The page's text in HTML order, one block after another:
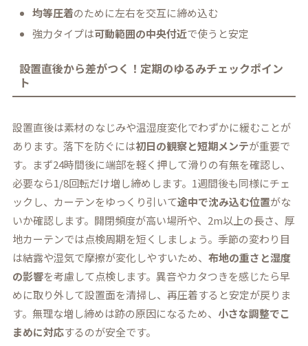
均等圧着のために左右を交互に締め込む
強力タイプは可動範囲の中央付近で使うと安定
設置直後から差がつく！定期のゆるみチェックポイン
ト
設置直後は素材のなじみや温湿度変化でわずかに緩むことが
あります。落下を防ぐには初日の観察と短期メンテが重要で
す。まず24時間後に端部を軽く押して滑りの有無を確認し、
必要なら1/8回転だけ増し締めします。1週間後も同様にチェ
ックし、カーテンをゆっくり引いて途中で沈み込む位置がな
いか確認します。開閉頻度が高い場所や、2m以上の長さ、厚
地カーテンでは点検周期を短くしましょう。季節の変わり目
は結露や湿気で摩擦が変化しやすいため、布地の重さと湿度
の影響を考慮して点検します。異音やカタつきを感じたら早
めに取り外して設置面を清掃し、再圧着すると安定が戻りま
す。無理な増し締めは跡の原因になるため、 小さな調整でこ
まめに対応するのが安全です。